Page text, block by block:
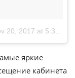
20, 2017 at 5:35pm PST
яркие
кабинета